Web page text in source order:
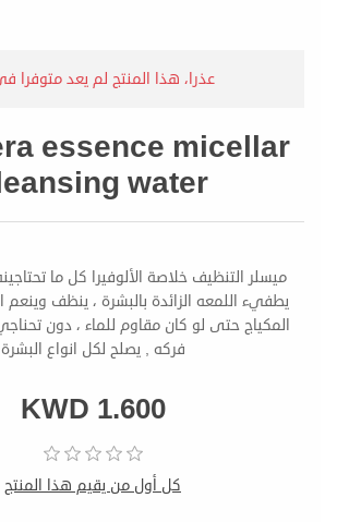
عذرا، هذا المنتج لم يعد متوفرا
essence micellar
water
ميسلر التنظيف خلاصة الألوفيرا كل ما
يطفيء اللمعه الزائدة بالبشرة ، ينظف وينعم
المكياج حتى لو كان مقاوم للماء ، دون
فركه , يصلح لكل انواع البشرة
KWD 1.600
كل أول من يقيم هذا المنتج